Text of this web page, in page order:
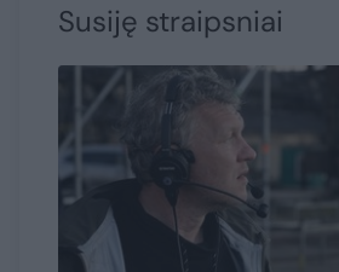
Susiję straipsniai